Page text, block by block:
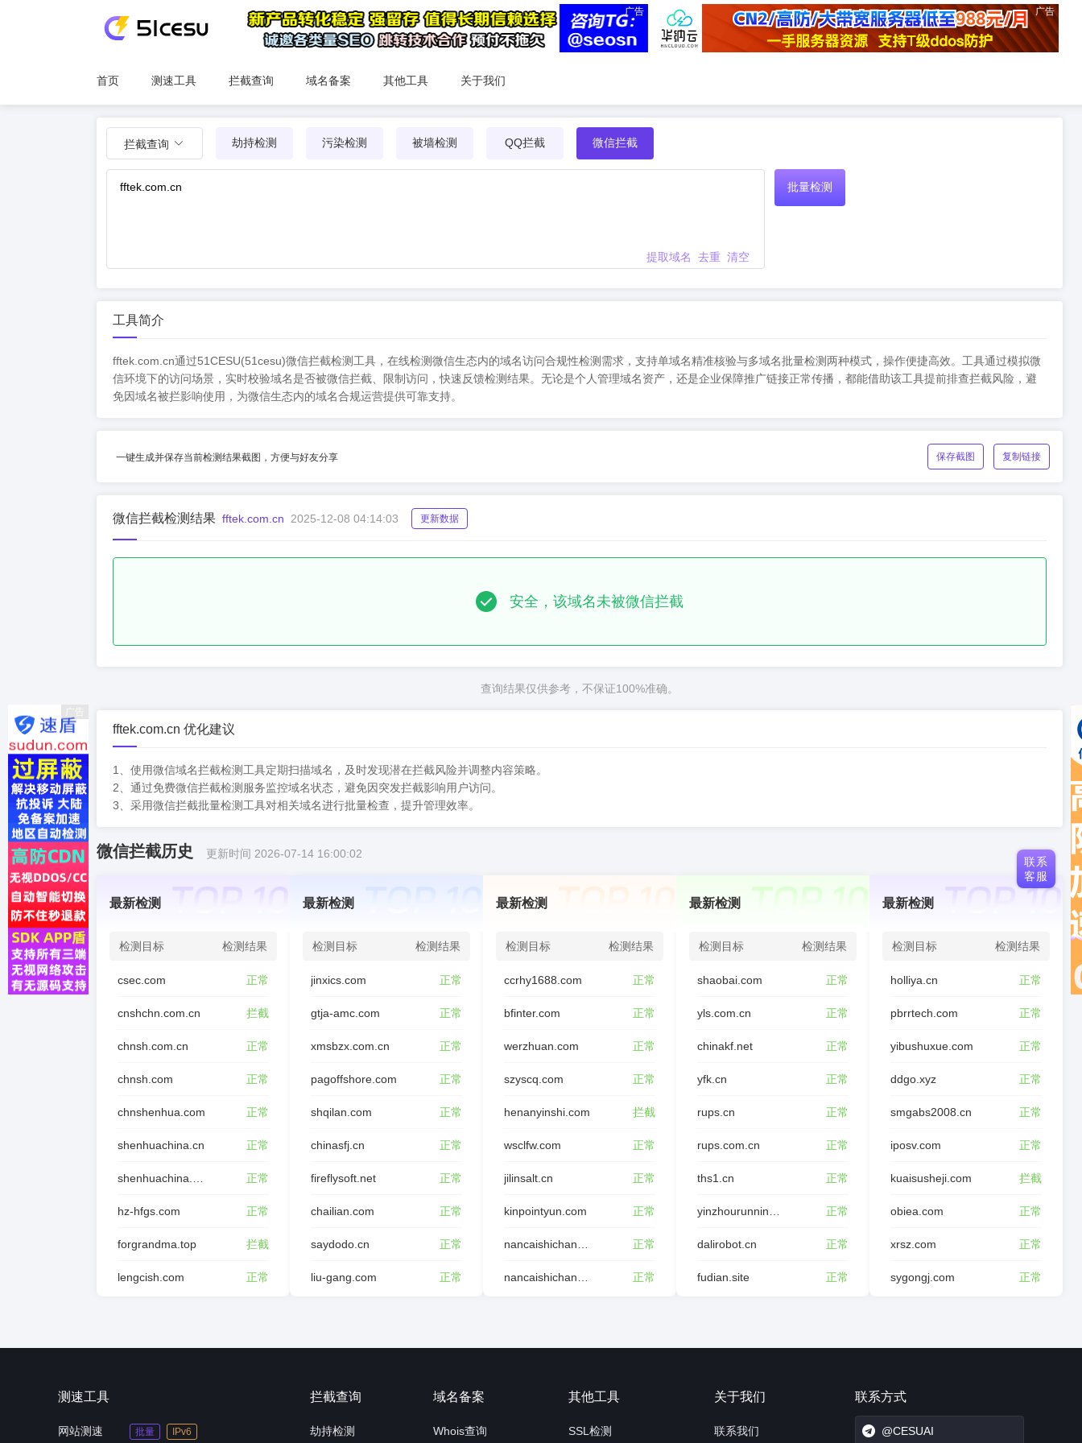
广告 广告
首页 测速工具 拦截查询 域名备案 其他工具 关于我们
拦截查询 劫持检测 污染检测 被墙检测 QQ拦截 微信拦截
提取域名 去重 清空
批量检测
工具简介
fftek.com.cn通过51CESU(51cesu)微信拦截检测工具，在线检测微信生态内的域名访问合规性检测需求，支持单域名精准核验与多域名批量检测两种模式，操作便捷高效。工具通过模拟微
信环境下的访问场景，实时校验域名是否被微信拦截、限制访问，快速反馈检测结果。无论是个人管理域名资产，还是企业保障推广链接正常传播，都能借助该工具提前排查拦截风险，避
免因域名被拦影响使用，为微信生态内的域名合规运营提供可靠支持。
一键生成并保存当前检测结果截图，方便与好友分享 保存截图 复制链接
微信拦截检测结果 fftek.com.cn 2025-12-08 04:14:03 更新数据
安全，该域名未被微信拦截
查询结果仅供参考，不保证100%准确。
fftek.com.cn 优化建议
1、使用微信域名拦截检测工具定期扫描域名，及时发现潜在拦截风险并调整内容策略。
2、通过免费微信拦截检测服务监控域名状态，避免因突发拦截影响用户访问。
3、采用微信拦截批量检测工具对相关域名进行批量检查，提升管理效率。
微信拦截历史 更新时间 2026-07-14 16:00:02
最新检测
检测目标 检测结果
csec.com 正常
cnshchn.com.cn 拦截
chnsh.com.cn 正常
chnsh.com 正常
chnshenhua.com 正常
shenhuachina.cn 正常
正常
hz-hfgs.com 正常
forgrandma.top 拦截
lengcish.com 正常
最新检测
检测目标 检测结果
jinxics.com 正常
gtja-amc.com 正常
xmsbzx.com.cn 正常
pagoffshore.com 正常
shqilan.com 正常
chinasfj.cn 正常
fireflysoft.net 正常
chailian.com 正常
saydodo.cn 正常
liu-gang.com 正常
最新检测
检测目标 检测结果
ccrhy1688.com 正常
bfinter.com 正常
werzhuan.com 正常
szyscq.com 正常
henanyinshi.com 拦截
wsclfw.com 正常
jilinsalt.cn 正常
kinpointyun.com 正常
正常
正常
最新检测
检测目标 检测结果
shaobai.com 正常
yls.com.cn 正常
chinakf.net 正常
yfk.cn 正常
rups.cn 正常
rups.com.cn 正常
ths1.cn 正常
正常
dalirobot.cn 正常
fudian.site 正常
最新检测
检测目标 检测结果
holliya.cn 正常
pbrrtech.com 正常
yibushuxue.com 正常
ddgo.xyz 正常
smgabs2008.cn 正常
iposv.com 正常
kuaisusheji.com 拦截
obiea.com 正常
xrsz.com 正常
sygongj.com 正常
广告
测速工具
网站测速 批量 IPv6
拦截查询
劫持检测
域名备案
Whois查询
其他工具
SSL检测
关于我们
联系我们
联系方式
@CESUAI
联系
客服